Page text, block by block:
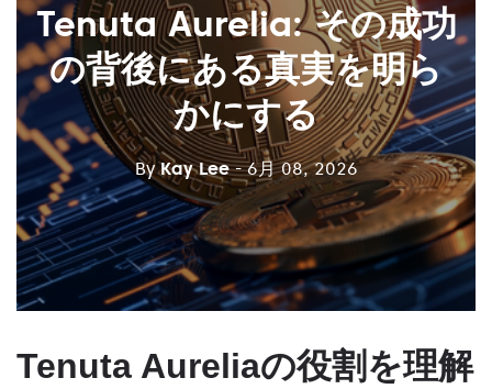
Tenuta Aurelia: その成功
の背後にある真実を明ら
かにする
ByKay Lee - 6月 08, 2026
Tenuta Aureliaの役割を理解